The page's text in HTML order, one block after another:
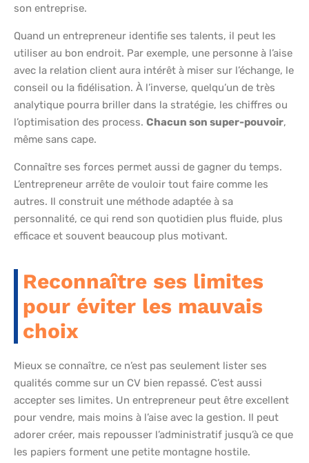
son entreprise.
Quand un entrepreneur identifie ses talents, il peut les
utiliser au bon endroit. Par exemple, une personne à l’aise
avec la relation client aura intérêt à miser sur l’échange, le
conseil ou la fidélisation. À l’inverse, quelqu’un de très
analytique pourra briller dans la stratégie, les chiffres ou
l’optimisation des process. Chacun son super-pouvoir,
même sans cape.
Connaître ses forces permet aussi de gagner du temps.
L’entrepreneur arrête de vouloir tout faire comme les
autres. Il construit une méthode adaptée à sa
personnalité, ce qui rend son quotidien plus fluide, plus
efficace et souvent beaucoup plus motivant.
Reconnaître ses limites
pour éviter les mauvais
choix
Mieux se connaître, ce n’est pas seulement lister ses
qualités comme sur un CV bien repassé. C’est aussi
accepter ses limites. Un entrepreneur peut être excellent
pour vendre, mais moins à l’aise avec la gestion. Il peut
adorer créer, mais repousser l’administratif jusqu’à ce que
les papiers forment une petite montagne hostile.